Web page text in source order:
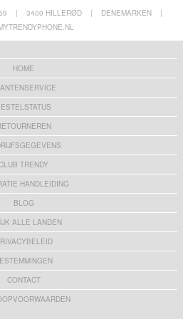
| 3400 HILLERØD | DENEMARKEN
|
HOME
TRENDY
HANDLEIDING
BLOG
ALLE LANDEN
CONTACT